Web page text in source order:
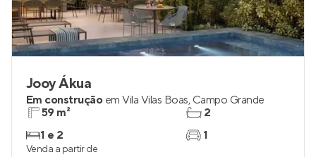
Jooy Ákua
Em construção em Vila Vilas Boas, Campo Grande
59 m²
1 e 2
2
1
Venda a partir de